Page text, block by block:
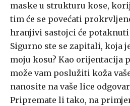
maske u strukturu kose,
tim će se povećati
hranjivi sastojci će potaknuti
Sigurno ste se zapitali, koja
moju kosu? Kao orijentacija
može vam poslužiti koža
nanosite na vaše lice
Pripremate li tako, na